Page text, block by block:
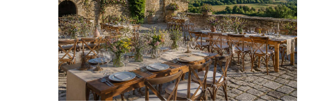
caractère à une fête ou à un mariage.
Veuillez noter qu'il peut y avoir une
légère décoloration après l'infusion, il
s'agit d'une variation naturelle de la
plante lorsqu'elle sèche et n'est pas
comestible. Multi Usage: Mbsomnus
cone confettis mariage est utilisé pour
les filles de fleurs, les allées, les